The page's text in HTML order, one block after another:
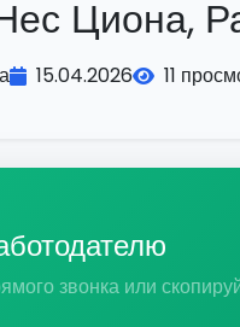
Циона,
15.04.2026 11
звонка или